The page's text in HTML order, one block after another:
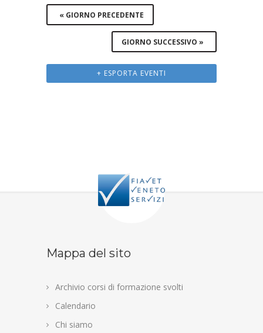
« GIORNO PRECEDENTE
GIORNO SUCCESSIVO »
+ ESPORTA EVENTI
Mappa del sito
Archivio corsi di formazione svolti
Calendario
Chi siamo